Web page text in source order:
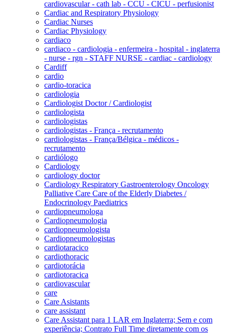
cardiovascular - cath lab - CCU - CICU - perfusionist
Cardiac and Respiratory Physiology
Cardiac Nurses
Cardiac Physiology
cardiaco
cardiaco - cardiologia - enfermeira - hospital - inglaterra
- nurse - rgn - STAFF NURSE - cardiac - cardiology
Cardiff
cardio
cardio-toracica
cardiologia
Cardiologist Doctor / Cardiologist
cardiologista
cardiologistas
cardiologistas - França - recrutamento
cardiologistas - França/Bélgica - médicos -
recrutamento
cardiólogo
Cardiology
cardiology doctor
Cardiology Respiratory Gastroenterology Oncology
Palliative Care Care of the Elderly Diabetes /
Endocrinology Paediatrics
cardiopneumologa
Cardiopneumologia
cardiopneumologista
Cardiopneumologistas
cardiotaracico
cardiothoracic
cardiotorácia
cardiotoracica
cardiovascular
care
Care Asistants
care assistant
Care Assistant para 1 LAR em Inglaterra; Sem e com
experiência; Contrato Full Time diretamente com os